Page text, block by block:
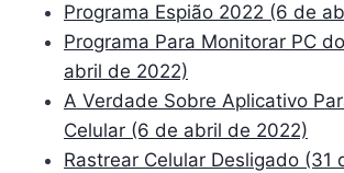
Programa Espião 2022 (6 de
Programa Para Monitorar PC
abril de 2022)
A Verdade Sobre Aplicativo
Celular (6 de abril de 2022)
Rastrear Celular Desligado (31